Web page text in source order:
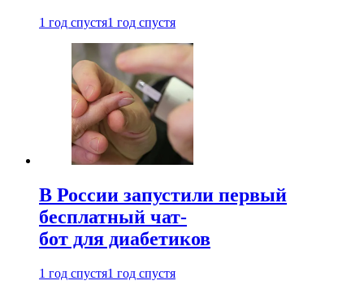
1 год спустя1 год спустя
В России запустили первый
бесплатный чат-
бот для диабетиков
1 год спустя1 год спустя